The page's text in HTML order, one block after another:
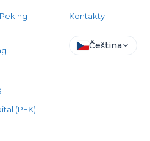
(PEK)
Kontakty
Čeština